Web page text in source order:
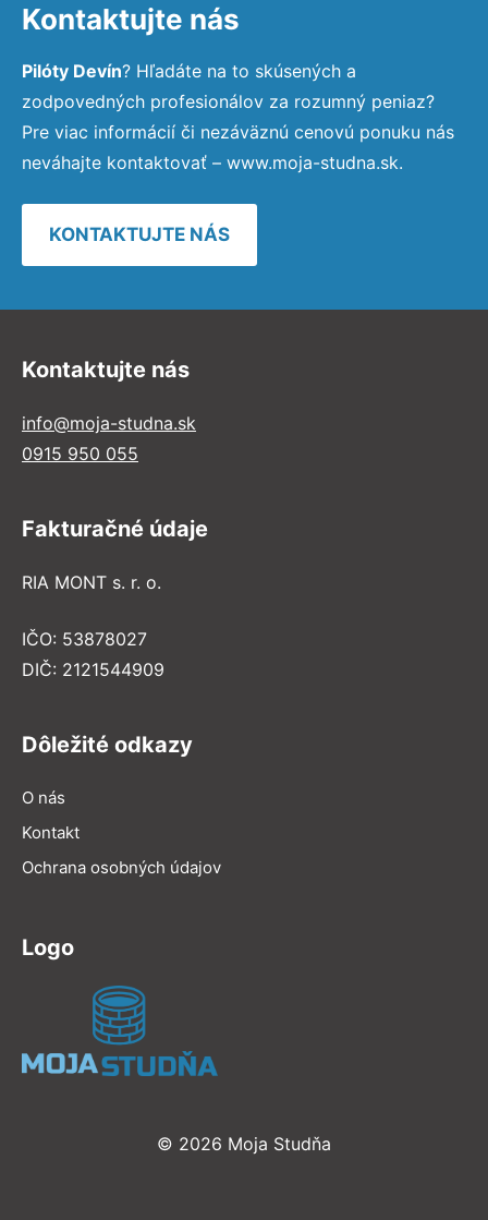
Kontaktujte nás
Pilóty Devín? Hľadáte na to skúsených a
zodpovedných profesionálov za rozumný peniaz?
Pre viac informácií či nezáväznú cenovú ponuku nás
neváhajte kontaktovať – www.moja-studna.sk.
KONTAKTUJTE NÁS
Kontaktujte nás
info@moja-studna.sk
0915 950 055
Fakturačné údaje
RIA MONT s. r. o.
IČO: 53878027
DIČ: 2121544909
Dôležité odkazy
O nás
Kontakt
Ochrana osobných údajov
Logo
© 2026 Moja Studňa